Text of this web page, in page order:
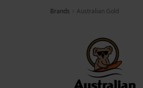
Brands Australian Gold